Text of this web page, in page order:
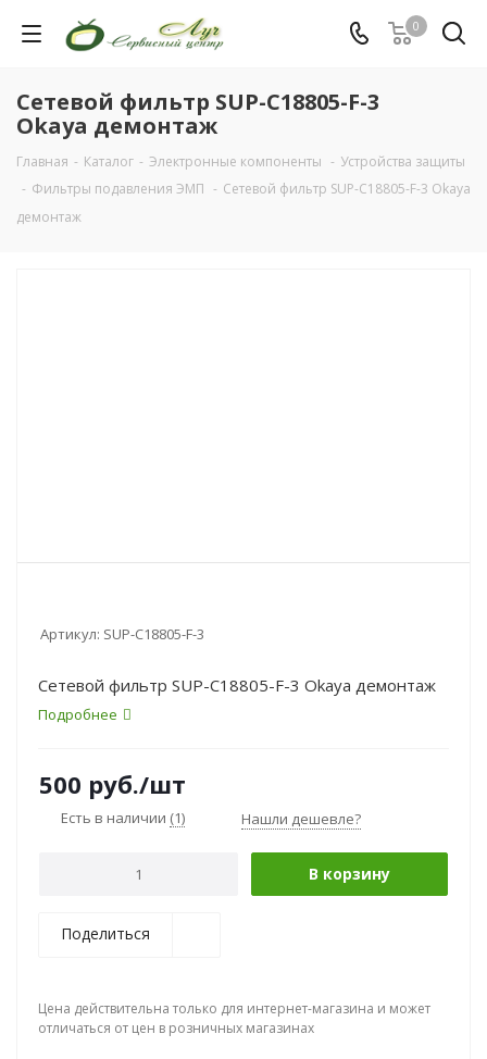
0
Сетевой фильтр SUP-C18805-F-3
Okaya демонтаж
Главная - Каталог - Электронные компоненты - Устройства защиты
- Фильтры подавления ЭМП - Сетевой фильтр SUP-C18805-F-3 Okaya
демонтаж
Артикул: SUP-C18805-F-3
Сетевой фильтр SUP-C18805-F-3 Okaya демонтаж
Подробнее
500 руб./шт
Есть в наличии (1) Нашли дешевле?
В корзину
Поделиться
Цена действительна только для интернет-магазина и может
отличаться от цен в розничных магазинах